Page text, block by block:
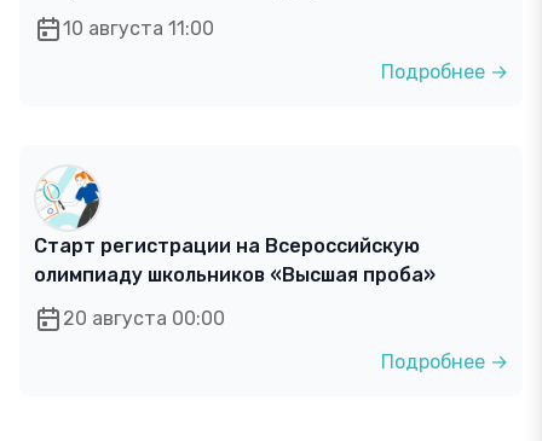
10 августа 11:00
Подробнее →
Старт регистрации на Всероссийскую
олимпиаду школьников «Высшая проба»
20 августа 00:00
Подробнее →